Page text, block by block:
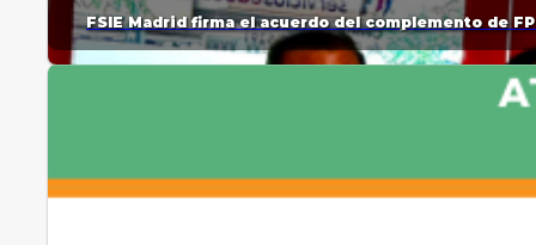
FSIE Madrid firma el acuerdo del complemento de